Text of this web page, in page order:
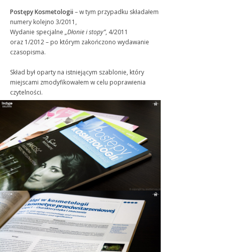
Postępy Kosmetologii– w tym przypadku składałem
numery kolejno 3/2011,
Wydanie specjalne „Dłonie i stopy”, 4/2011
oraz 1/2012 – po którym zakończono wydawanie
czasopisma.
Skład był oparty na istniejącym szablonie, który
miejscami zmodyfikowałem w celu poprawienia
czytelności.